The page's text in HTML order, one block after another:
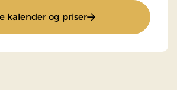
kalender og priser: Kroophold